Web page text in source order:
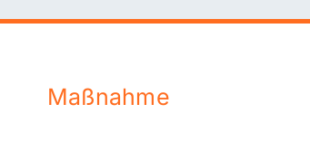
Maßnahme